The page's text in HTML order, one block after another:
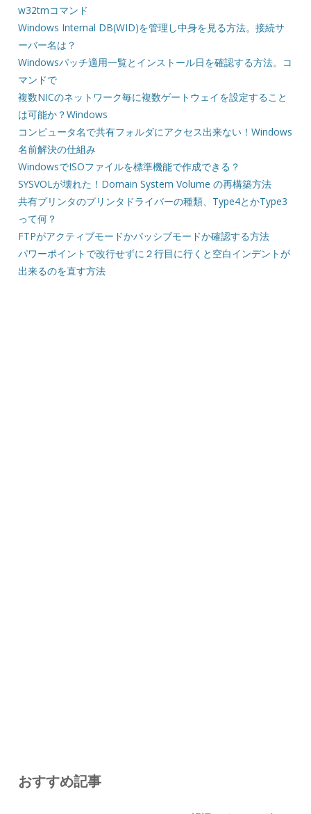
w32tmコマンド
Windows Internal DB(WID)を管理し中身を見る方法。接続サ
ーバー名は？
Windowsパッチ適用一覧とインストール日を確認する方法。コ
マンドで
複数NICのネットワーク毎に複数ゲートウェイを設定すること
は可能か？Windows
コンピュータ名で共有フォルダにアクセス出来ない！Windows
名前解決の仕組み
WindowsでISOファイルを標準機能で作成できる？
SYSVOLが壊れた！Domain System Volume の再構築方法
共有プリンタのプリンタドライバーの種類、Type4とかType3
って何？
FTPがアクティブモードかパッシブモードか確認する方法
パワーポイントで改行せずに２行目に行くと空白インデントが
出来るのを直す方法
おすすめ記事